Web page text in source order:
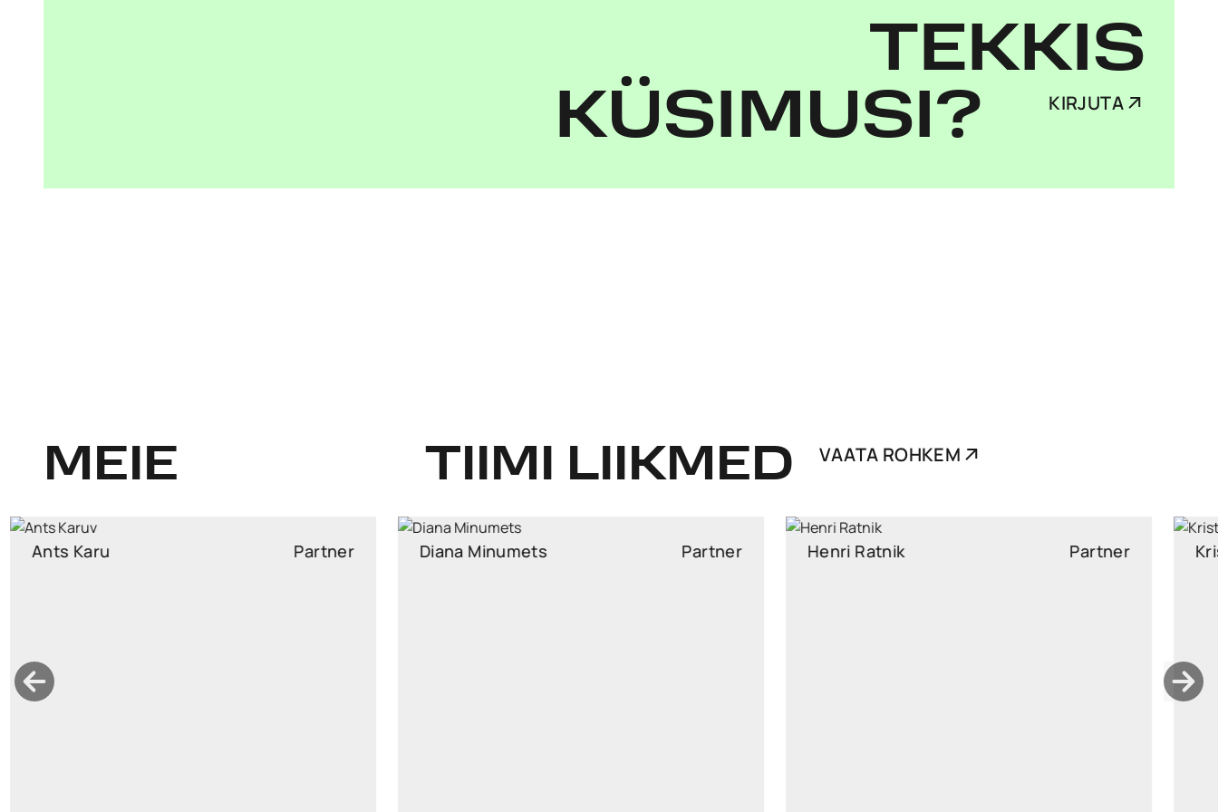
TEKKIS
KÜSIMUSI?
KIRJUTA
MEIE TIIMI LIIKMED VAATA ROHKEM
Diana Minumets Partner Henri Ratnik Partner Kristi Sild Partner